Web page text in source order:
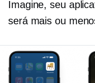
Imagine, seu
será mais ou